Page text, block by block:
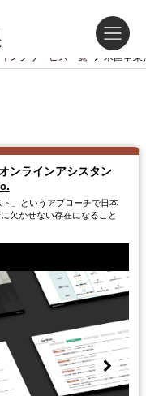
ングサービス一覧 米国事業
ンラインアシスタン
」というアプローチで日本
欠かせない存在になること